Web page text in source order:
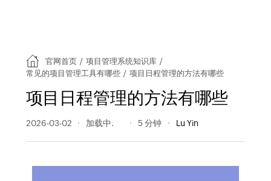
官网首页 / 项目管理系统知识库 /
常见的项目管理工具有哪些 / 项目日程管理的方法有哪些
项目日程管理的方法有哪些
2026-03-02 80 阅读量 5 分钟 Lu Yin